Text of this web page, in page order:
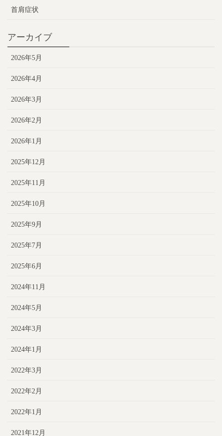
首肩症状
アーカイブ
2026年5月
2026年4月
2026年3月
2026年2月
2026年1月
2025年12月
2025年11月
2025年10月
2025年9月
2025年7月
2025年6月
2024年11月
2024年5月
2024年3月
2024年1月
2022年3月
2022年2月
2022年1月
2021年12月